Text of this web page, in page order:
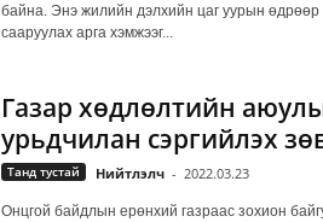
байна. Энэ жилийн дэлхийн цаг уурын өдрөөр
сааруулах арга хэмжээг...
Газар хөдлөлтийн
урьдчилан сэргийлэх
Танд тустай Нийтлэлч - 2022.03.23
Онцгой байдлын ерөнхий газраас зохион